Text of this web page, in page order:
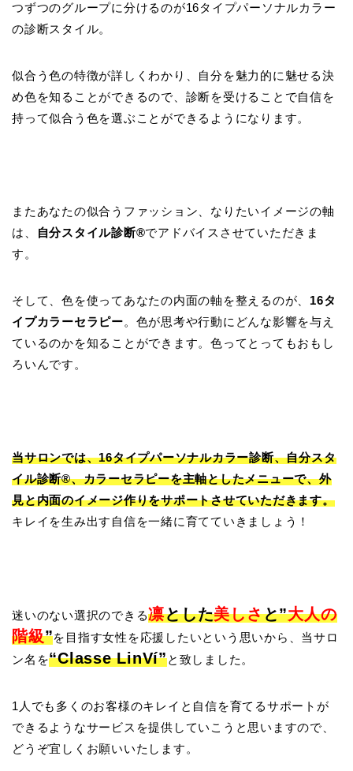
つずつのグループに分けるのが16タイプパーソナルカラー
の診断スタイル。
似合う色の特徴が詳しくわかり、自分を魅力的に魅せる決
め色を知ることができるので、診断を受けることで自信を
持って似合う色を選ぶことができるようになります。
またあなたの似合うファッション、なりたいイメージの軸
は、
自分スタイル診断®でアドバイスさせていただきま
す。
そして、色を使ってあなたの内面の軸を整えるのが、 16タ
イプカラーセラピー。色が思考や行動にどんな影響を与え
ているのかを知ることができます。色ってとってもおもし
ろいんです。
当サロンでは、16タイプパーソナルカラー診断、自分スタ
イル診断®、カラーセラピーを主軸としたメニューで、外
見と内面のイメージ作りをサポートさせていただきます。
キレイを生み出す自信を一緒に育てていきましょう！
迷いのない選択のできる凛とした美しさと”大人の
階級”を目指す女性を応援したいという思いから、当サロ
ン名を“Classe LinVí”と致しました。
1人でも多くのお客様のキレイと自信を育てるサポートが
できるようなサービスを提供していこうと思いますので、
どうぞ宜しくお願いいたします。